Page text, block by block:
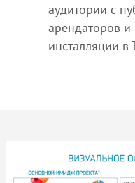
аудитории с
арендаторов
инсталляции